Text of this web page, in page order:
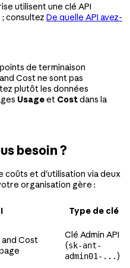
utilisent une clé API
consultez De quelle API avez-
de terminaison
Cost ne sont pas
plutôt les données
Usageet Costdans la
besoin ?
et d'utilisation via deux
organisation gère :
Type de clé
and Cost
Clé Admin API
(sk-ant-
admin01-...)